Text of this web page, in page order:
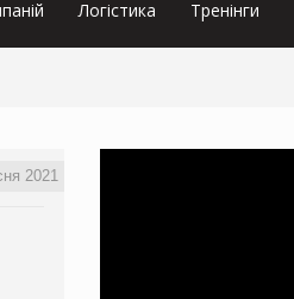
Логістика Тренінги
2021